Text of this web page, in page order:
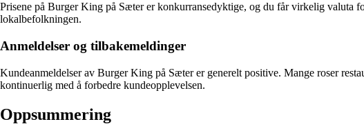
Prisene på Burger King på Sæter er konkurransedyktige, og du får virkelig valuta
lokalbefolkningen.
Anmeldelser og tilbakemeldinger
Kundeanmeldelser av Burger King på Sæter er generelt positive. Mange roser
kontinuerlig med å forbedre kundeopplevelsen.
Oppsummering